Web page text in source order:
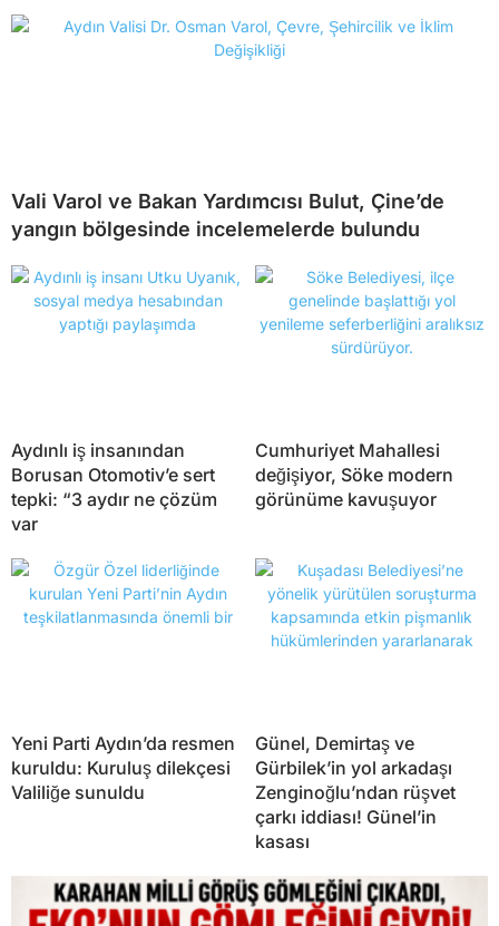
Vali Varol ve Bakan Yardımcısı Bulut, Çine’de
yangın bölgesinde incelemelerde bulundu
Aydınlı iş insanından
Borusan Otomotiv’e sert
tepki: “3 aydır ne çözüm
var
Cumhuriyet Mahallesi
değişiyor, Söke modern
görünüme kavuşuyor
Yeni Parti Aydın’da resmen
kuruldu: Kuruluş dilekçesi
Valiliğe sunuldu
Günel, Demirtaş ve
Gürbilek’in yol arkadaşı
Zenginoğlu’ndan rüşvet
çarkı iddiası! Günel’in
kasası